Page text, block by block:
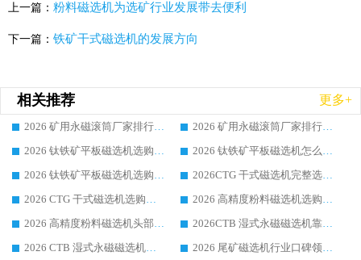
上一篇： 粉料磁选机为选矿行业发展带去便利
下一篇： 铁矿干式磁选机的发展方向
相关推荐 更多+
2026 矿用永磁滚筒厂家排行榜选购干货指南 行业口碑标杆华体会手机网页版-华体会(中国) 实力出众
2026 矿用永磁滚筒厂家排行榜选购指南，行业口碑领域强者华体会手机网页版-华体会(中国)
2026 钛铁矿平板磁选机选购全攻略 市场公认优质品牌厂家实力排行榜
2026 钛铁矿平板磁选机怎么选 靠谱生产企业实力排行榜选购参考攻略
2026 钛铁矿平板磁选机选购指南 行业口碑优选品牌生产企业实力排行榜
2026CTG 干式磁选机完整选购指南 行业口碑顶尖靠谱生产龙头厂家实力推荐
2026 CTG 干式磁选机选购指南|行业口碑靠谱生产厂家领域强者推荐
2026 高精度粉料磁选机选购全攻略 行业优质品牌华体会手机网页版-华体会(中国) 实力深度解析
2026 高精度粉料磁选机头部厂家选购指南 行业口碑靠谱品牌推荐 领域强者华体会手机网页版-华体会(中国) 解析
2026CTB 湿式永磁磁选机靠谱厂家实力排行榜 铁矿选矿设备采购全流程选购指南
2026 CTB 湿式永磁磁选机选购指南|行业口碑良好品牌推荐，领域强者华体会手机网页版-华体会(中国)
2026 尾矿磁选机行业口碑领域强者，源头直供国内主流厂家华体会手机网页版-华体会(中国) 一站式服务